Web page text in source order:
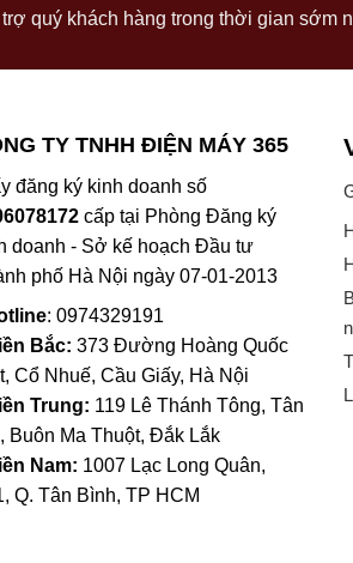
quý khách hàng trong thời gian sớm
TY TNHH ĐIỆN MÁY 365
đăng ký kinh doanh số
cấp tại Phòng Đăng ký
doanh - Sở kế hoạch Đầu tư
phố Hà Nội ngày 07-01-2013
: 0974329191
Bắc: 373 Đường Hoàng Quốc
Cổ Nhuế, Cầu Giấy, Hà Nội
Trung: 119 Lê Thánh Tông, Tân
Buôn Ma Thuột, Đắk Lắk
Nam: 1007 Lạc Long Quân,
Q. Tân Bình, TP HCM